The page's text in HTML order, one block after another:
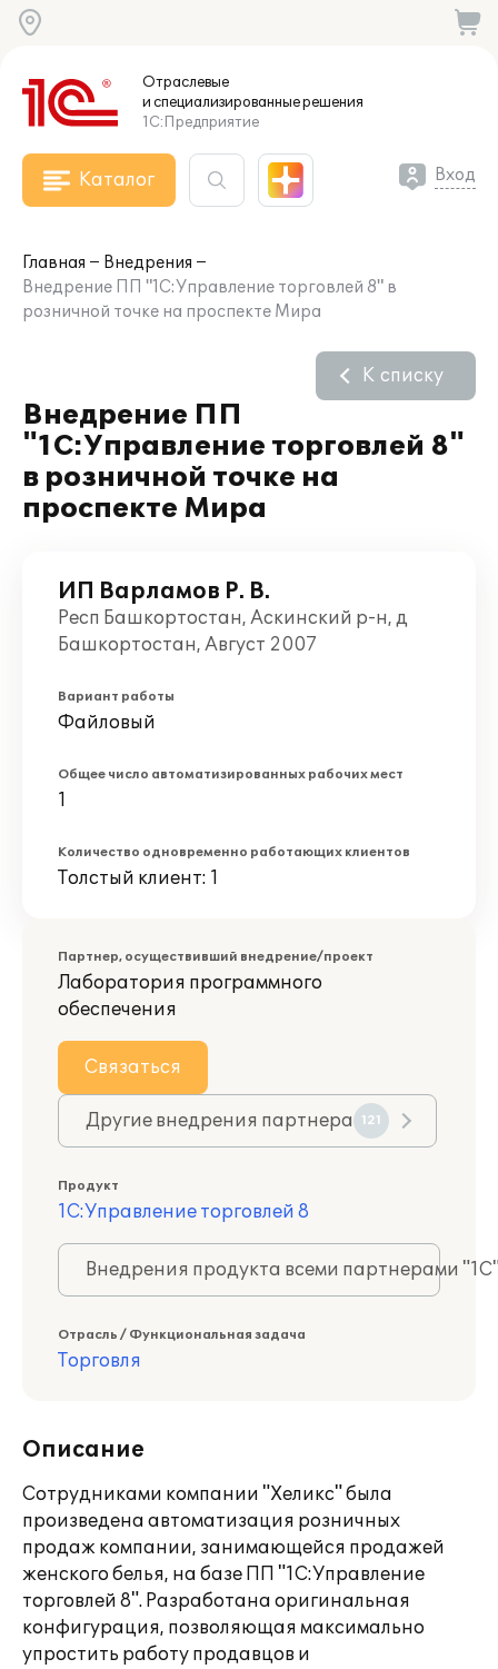
Отраслевые
и специализированныерешения
1С:Предприятие
Каталог Вход
Главная
Внедрения
Внедрение ПП "1С:Управление торговлей 8" в
розничной точке на проспекте Мира
Внедрение ПП
"1С:Управление торговлей 8"
в розничной точке на
проспекте Мира
К списку
ИП Варламов Р. В.
Респ Башкортостан, Аскинский р-н, д
Башкортостан, Август 2007
Вариант работы
Файловый
Общее число автоматизированных рабочих мест
1
Количество одновременно работающих клиентов
Толстый клиент: 1
Партнер, осуществивший внедрение/проект
Лаборатория программного
обеспечения
Связаться
Другие внедрения партнера 121
Продукт
1С:Управление торговлей 8
Внедрения продукта всеми партнерами
Отрасль / Функциональная задача
Торговля
Описание
Сотрудниками компании "Хеликс" была
произведена автоматизация розничных
продаж компании, занимающейся продажей
женского белья, на базе ПП "1С:Управление
торговлей 8". Разработана оригинальная
конфигурация, позволяющая максимально
упростить работу продавцов и